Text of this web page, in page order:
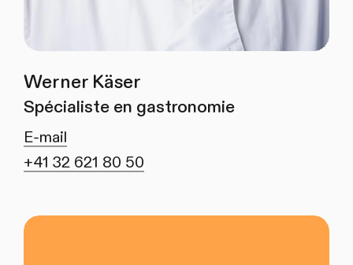
Werner Käser
Spécialiste en gastronomie
E-mail
+41 32 621 80 50